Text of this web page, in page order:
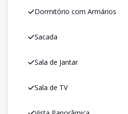
Dormitório com Armários
Sacada
Sala de Jantar
Sala de TV